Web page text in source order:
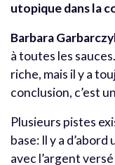
utopique dans la
Barbara
à toutes les
riche, mais il y a
conclusion, c’est
Plusieurs pistes
base: Il y a
avec l’argent